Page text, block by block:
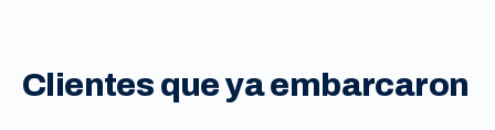
Clientes que ya embarcaron